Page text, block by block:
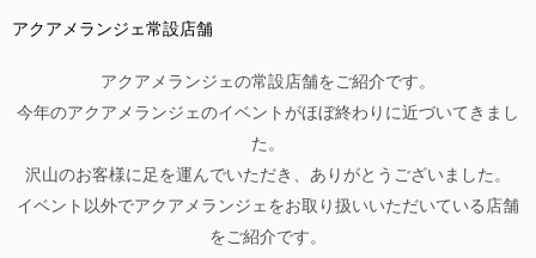
アクアメランジェ常設店舗
アクアメランジェの常設店舗をご紹介です。
今年のアクアメランジェのイベントがほぼ終わりに近づいてきまし
た。
沢山のお客様に足を運んでいただき、ありがとうございました。
イベント以外でアクアメランジェをお取り扱いいただいている店舗
をご紹介です。